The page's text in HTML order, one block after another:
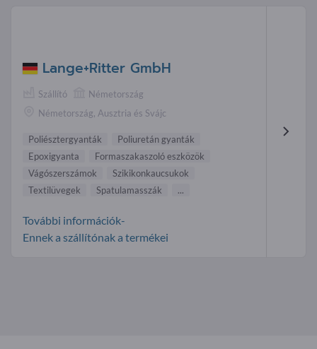
Lange+Ritter GmbH
Szállító
Németország
Németország, Ausztria és Svájc
Poliésztergyanták
Poliuretán gyanták
Epoxigyanta
Formaszakaszoló eszközök
Vágószerszámok
Szikikonkaucsukok
Textilüvegek
Spatulamasszák ...
További információk-
Ennek a szállítónak a termékei